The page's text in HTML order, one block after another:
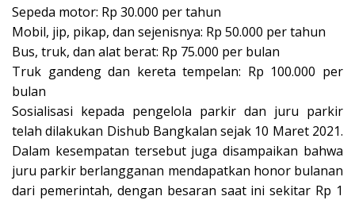
Sepeda motor: Rp 30.000 per tahun
Mobil, jip, pikap, dan sejenisnya: Rp 50.000 per tahun
Bus, truk, dan alat berat: Rp 75.000 per bulan
Truk gandeng dan kereta tempelan: Rp 100.000 per
bulan
Sosialisasi kepada pengelola parkir dan juru parkir
telah dilakukan Dishub Bangkalan sejak 10 Maret 2021.
Dalam kesempatan tersebut juga disampaikan bahwa
juru parkir berlangganan mendapatkan honor bulanan
dari pemerintah, dengan besaran saat ini sekitar Rp 1